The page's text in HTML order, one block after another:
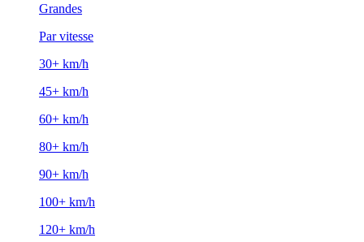
Grandes
Par vitesse
30+ km/h
45+ km/h
60+ km/h
80+ km/h
90+ km/h
100+ km/h
120+ km/h